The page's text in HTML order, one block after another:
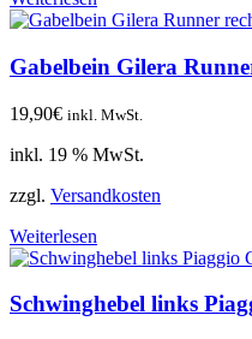
Gabelbein Gilera
19,90€ inkl. MwSt.
inkl. 19 % MwSt.
zzgl. Versandkosten
Weiterlesen
Schwinghebel links